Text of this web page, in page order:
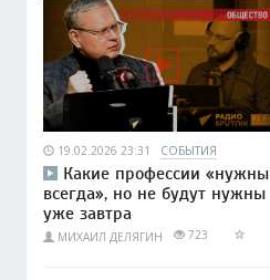
19.02.2026 23:31 СОБЫТИЯ
Какие профессии «нужны
всегда», но не будут нужны
уже завтра
МИХАИЛ ДЕЛЯГИН 723